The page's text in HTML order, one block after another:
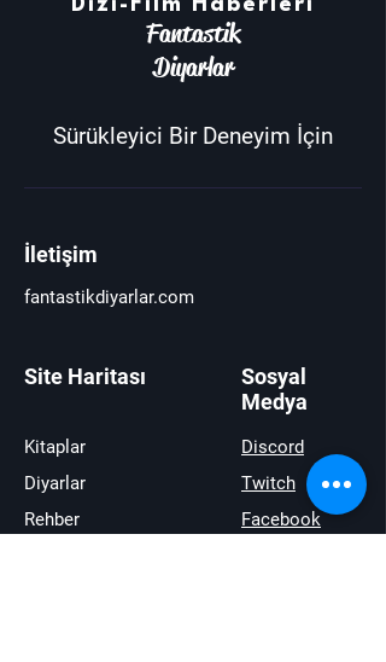
Dizi-Film Haberleri
Fantastik
Diyarlar
Sürükleyici Bir Deneyim İçin
İletişim
fantastikdiyarlar.com
Site Haritası
Sosyal
Medya
Kitaplar
Diyarlar
Rehber
Discord
Twitch
Facebook